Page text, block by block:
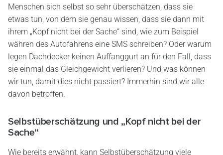
Menschen sich selbst so sehr überschätzen, dass sie
etwas tun, von dem sie genau wissen, dass sie dann mit
ihrem „Kopf nicht bei der Sache“ sind, wie zum Beispiel
währen des Autofahrens eine SMS schreiben? Oder warum
legen Dachdecker keinen Auffanggurt an für den Fall, dass
sie einmal das Gleichgewicht verlieren? Und was können
wir tun, damit dies nicht passiert? Immerhin sind wir alle
davon betroffen.
Selbstüberschätzung und „Kopf nicht bei der
Sache“
Wie bereits erwähnt, kann Selbstüberschätzung viele